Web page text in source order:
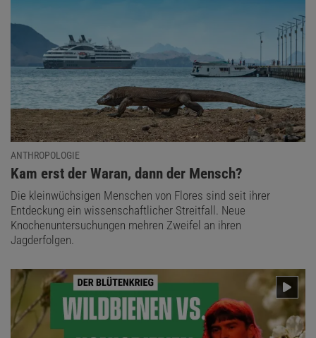
ANTHROPOLOGIE
:
Kam erst der Waran, dann der Mensch?
Die kleinwüchsigen Menschen von Flores sind seit ihrer
Entdeckung ein wissenschaftlicher Streitfall. Neue
Knochenuntersuchungen mehren Zweifel an ihren
Jagderfolgen.